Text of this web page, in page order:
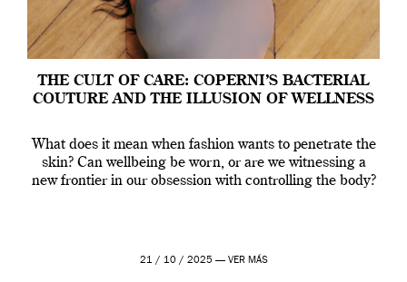
THE CULT OF CARE: COPERNI’S BACTERIAL
COUTURE AND THE ILLUSION OF WELLNESS
What does it mean when fashion wants to penetrate the
skin? Can wellbeing be worn, or are we witnessing a
new frontier in our obsession with controlling the body?
21 / 10 / 2025 — VER MÁS